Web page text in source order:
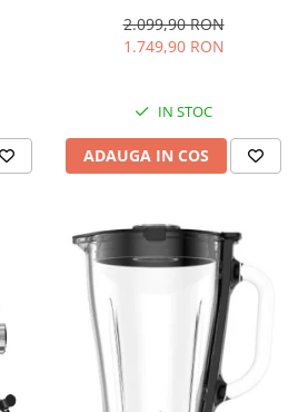
LED, H 141 cm, Negru
2.099,90 RON
1.749,90 RON
IN STOC
ADAUGA IN COS